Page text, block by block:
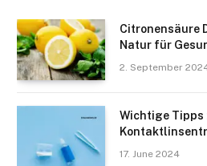
Citronensäure
Natur für
2. September
Wichtige
17. June 2024